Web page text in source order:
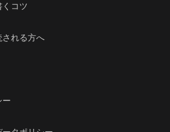
コツ
れる方へ
ー